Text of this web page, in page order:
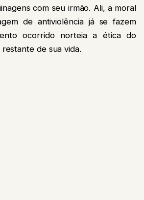
com seu irmão. Ali, a moral
de antiviolência já se fazem
ocorrido norteia a ética do
de sua vida.